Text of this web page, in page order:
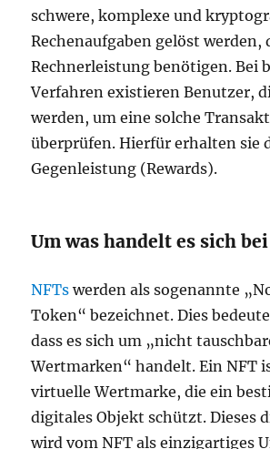
schwere, komplexe und
Rechenaufgaben gelöst werden,
Rechnerleistung benötigen. Bei
Verfahren existieren Benutzer,
werden, um eine solche
überprüfen. Hierfür erhalten sie
Gegenleistung (Rewards).
Um was handelt es sich
NFTswerden als sogenannte
Token“ bezeichnet. Dies
dass es sich um „nicht
Wertmarken“ handelt. Ein NFT
virtuelle Wertmarke, die ein
digitales Objekt schützt. Dieses
wird vom NFT als einzigartiges